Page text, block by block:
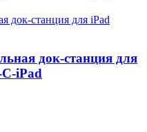
док-станция для
iPad